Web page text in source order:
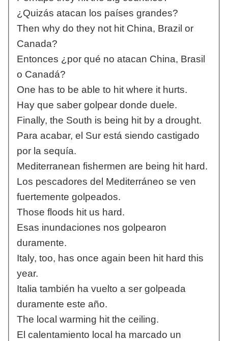
¿Quizás atacan los países grandes?
Then why do they not hit China, Brazil or
Canada?
Entonces ¿por qué no atacan China, Brasil
o Canadá?
One has to be able to hit where it hurts.
Hay que saber golpear donde duele.
Finally, the South is being hit by a drought.
Para acabar, el Sur está siendo castigado
por la sequía.
Mediterranean fishermen are being hit hard.
Los pescadores del Mediterráneo se ven
fuertemente golpeados.
Those floods hit us hard.
Esas inundaciones nos golpearon
duramente.
Italy, too, has once again been hit hard this
year.
Italia también ha vuelto a ser golpeada
duramente este año.
The local warming hit the ceiling.
El calentamiento local ha marcado un